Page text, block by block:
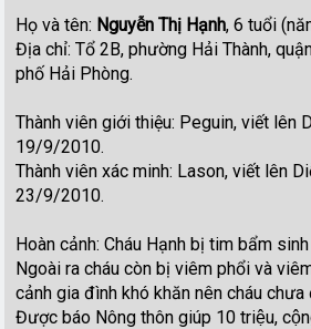
Họ và tên: Nguyễn Thị Hạnh, 6 tuổi
Địa chỉ: Tổ 2B, phường Hải Thành,
phố Hải Phòng.
Thành viên giới thiệu: Peguin, viết lên
19/9/2010.
Thành viên xác minh: Lason, viết lên
23/9/2010.
Hoàn cảnh: Cháu Hạnh bị tim bẩm
Ngoài ra cháu còn bị viêm phổi và
cảnh gia đình khó khăn nên cháu
Được báo Nông thôn giúp 10 triệu,